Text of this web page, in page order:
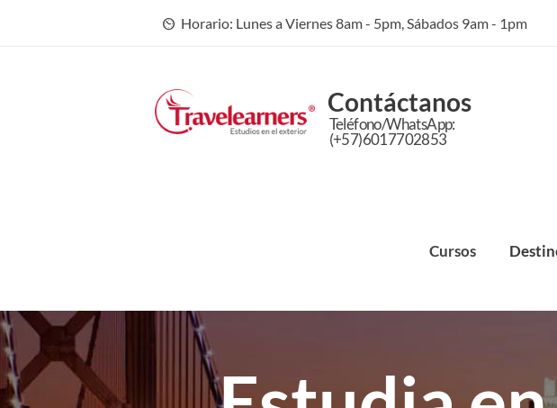
Horario: Lunes a Viernes 8am - 5pm, Sábados 9am - 1pm
Contáctanos
Teléfono/WhatsApp:
(+57)6017702853
Cursos